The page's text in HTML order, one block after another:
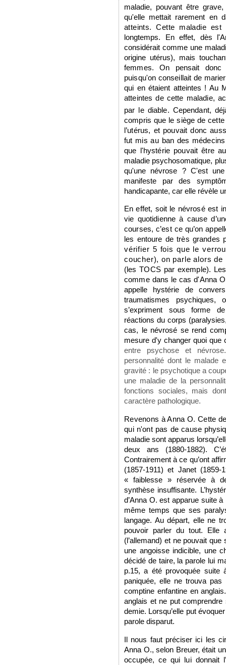
maladie, pouvant être
qu'elle mettait rarement en
atteints. Cette maladie
longtemps. En effet, dès
considérait comme une
origine utérus), mais
femmes. On pensait
puisqu'on conseillait de
qui en étaient atteintes ! Au
atteintes de cette maladie,
par le diable. Cependant,
compris que le siège de
l’utérus, et pouvait donc
fut mis au ban des
que l'hystérie pouvait être
maladie psychosomatique,
qu'une névrose ? C'est
manifeste par des
handicapante, car elle révèle
En effet, soit le névrosé est
vie quotidienne à cause
courses, c’est ce qu’on
les entoure de très
vérifier 5 fois que le
coucher), on parle alors
(les TOCS par exemple).
comme dans le cas d'Anna
appelle hystérie de
traumatismes
s’expriment sous forme
réactions du corps
cas, le névrosé se rend
mesure d'y changer quoi
entre psychose et
personnalité dont le malade
gravité : le psychotique a
une maladie de la
fonctions sociales, mais
caractère pathologique.
Revenons à Anna O. Cette
qui n'ont pas de cause
maladie sont apparus
deux ans (1880-1882).
Contrairement à ce qu’ont
(1857-1911) et Janet (1859-
« faiblesse » réservée à
synthèse insuffisante.
d’Anna O. est apparue suite
même temps que ses
langage. Au départ, elle ne
pouvoir parler du tout. Elle
(l’allemand) et ne pouvait
une angoisse indicible, une
décidé de taire, la parole lui
p.15, a été provoquée suite
paniquée, elle ne trouva
comptine enfantine en
anglais et ne put comprendre
demie. Lorsqu’elle put
parole disparut.
Il nous faut préciser ici les
Anna O., selon Breuer, était
occupée, ce qui lui donnait